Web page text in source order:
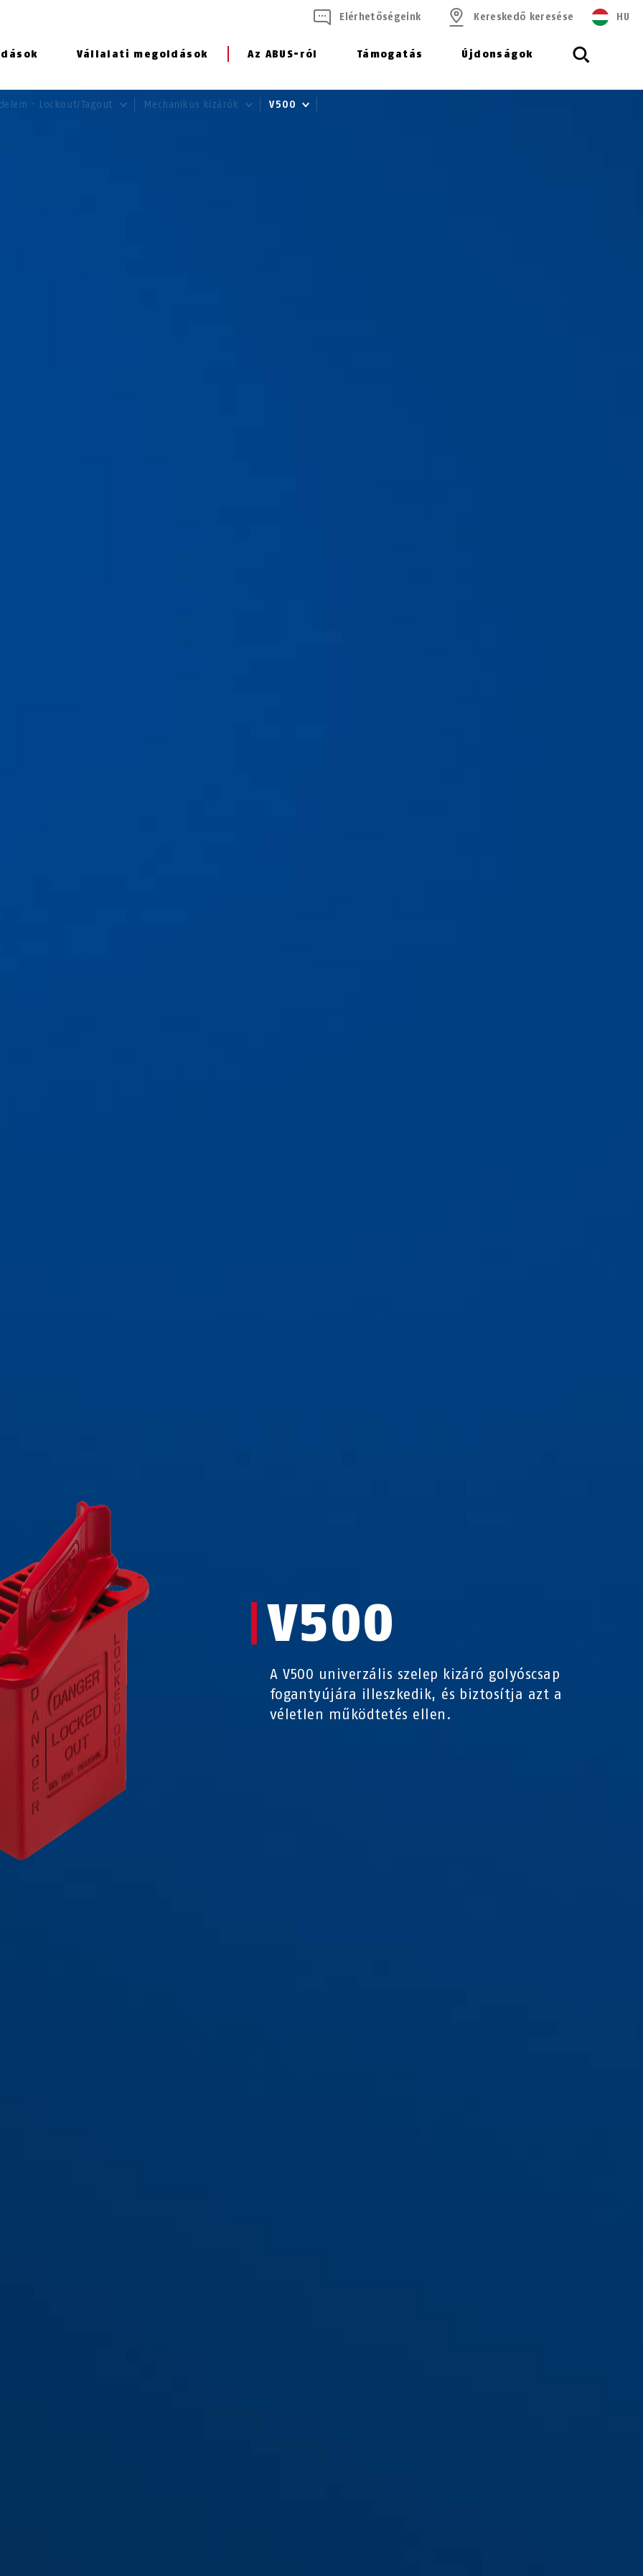
Vállalati megoldások Az ABUS-ról Támogatás Újdonságok
Elérhetőségeink Kereskedő keresése HU
- Lockout/Tagout Mechanikus kizárók V500
V500
A V500 univerzális szelep kizáró golyóscsap
fogantyújára illeszkedik, és biztosítja azt a
véletlen működtetés ellen.